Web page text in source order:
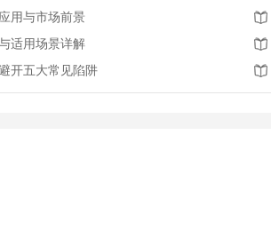
用与市场前景
适用场景详解
开五大常见陷阱